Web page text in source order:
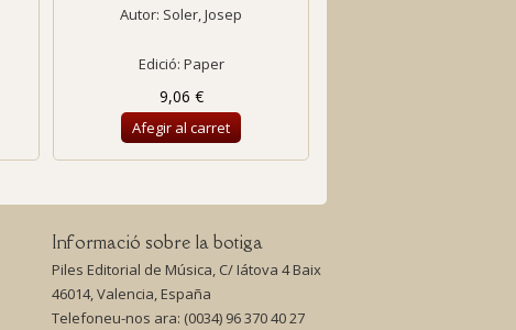
Autor: Soler, Josep
Edició: Paper
9,06 €
Afegir al carret
Informació sobre la botiga
Piles Editorial de Música, C/ Iátova 4 Baix
46014, Valencia, España
Telefoneu-nos ara: (0034) 96 370 40 27